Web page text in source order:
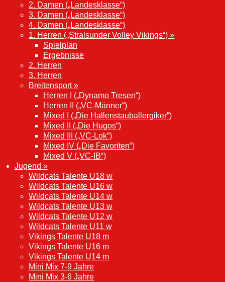
2. Damen („Landesklasse“)
3. Damen („Landesklasse“)
4. Damen („Landesklasse“)
1. Herren („Stralsunder Volley Vikings“) »
Spielplan
Ergebnisse
2. Herren
3. Herren
Breitensport »
Herren I („Dynamo Tresen“)
Herren II („VC-Männer“)
Mixed I („Die Hallenstauballergiker“)
Mixed II („Die Hugos“)
Mixed III („VC-Lok“)
Mixed IV („Die Favoriten“)
Mixed V („VC-IB“)
Jugend »
Wildcats Talente U18 w
Wildcats Talente U16 w
Wildcats Talente U14 w
Wildcats Talente U13 w
Wildcats Talente U12 w
Wildcats Talente U11 w
Vikings Talente U18 m
Vikings Talente U16 m
Vikings Talente U14 m
Mini Mix 7-9 Jahre
Mini Mix 3-6 Jahre